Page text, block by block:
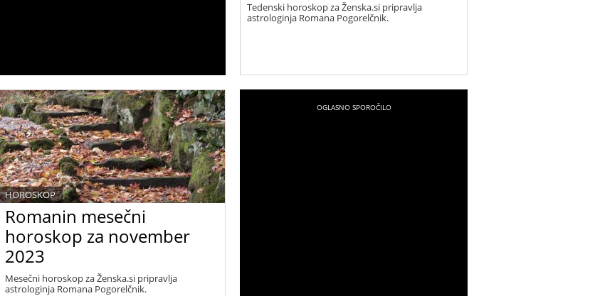
Tedenski horoskop za Ženska.si pripravlja
astrologinja Romana Pogorelčnik.
Romanin mesečni
horoskop za november
2023
HOROSKOP
Mesečni horoskop za Ženska.si pripravlja
astrologinja Romana Pogorelčnik.